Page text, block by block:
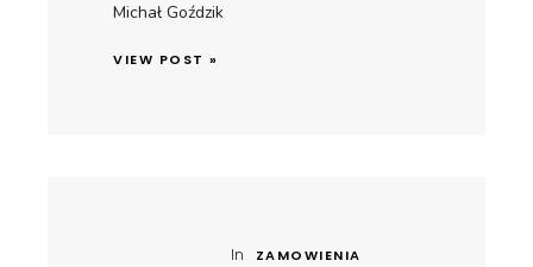
Michał Goździk
VIEW POST »
In ZAMOWIENIA